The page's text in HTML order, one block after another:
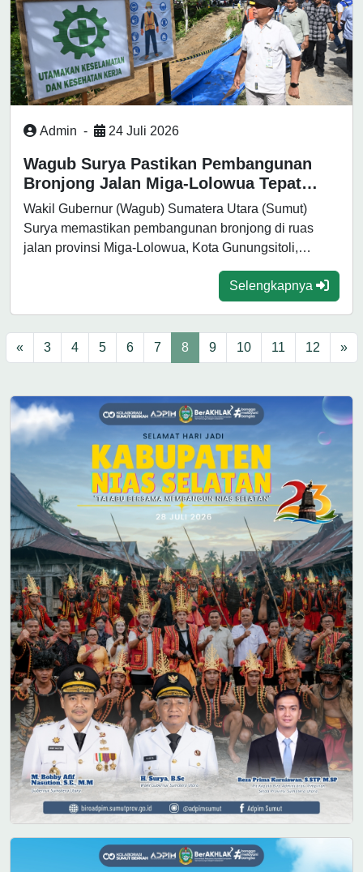
Admin - 24 Juli 2026
Wagub Surya Pastikan Pembangunan
Bronjong Jalan Miga-Lolowua Tepat
Waktu
Wakil Gubernur (Wagub) Sumatera Utara (Sumut)
Surya memastikan pembangunan bronjong di ruas
jalan provinsi Miga-Lolowua, Kota Gunungsitoli,
Selengkapnya
« 3 4 5 6 7 8 9 10 11 12 »